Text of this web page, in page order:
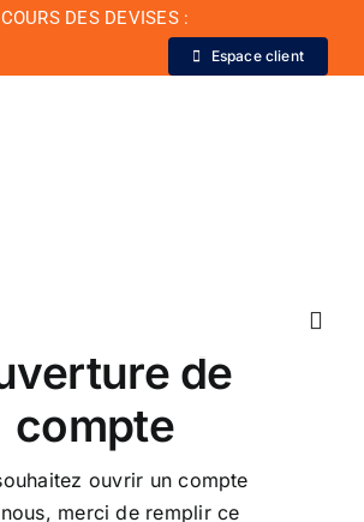
COURS DES DEVISES :
Espace client
de
compte
ouvrir un compte
merci de remplir ce